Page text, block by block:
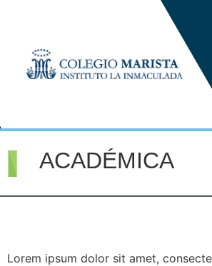
ACADÉMICA
Lorem ipsum dolor sit amet,